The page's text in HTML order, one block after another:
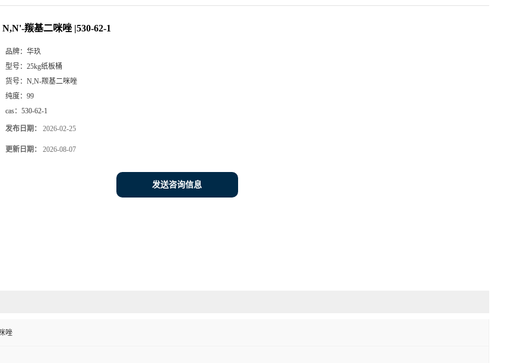
N,N'-羰基二咪唑 |530-62-1
品牌： 华玖
型号： 25kg纸板桶
货号： N,N-羰基二咪唑
纯度： 99
cas： 530-62-1
发布日期： 2026-02-25
更新日期： 2026-08-07
发送咨询信息
唑